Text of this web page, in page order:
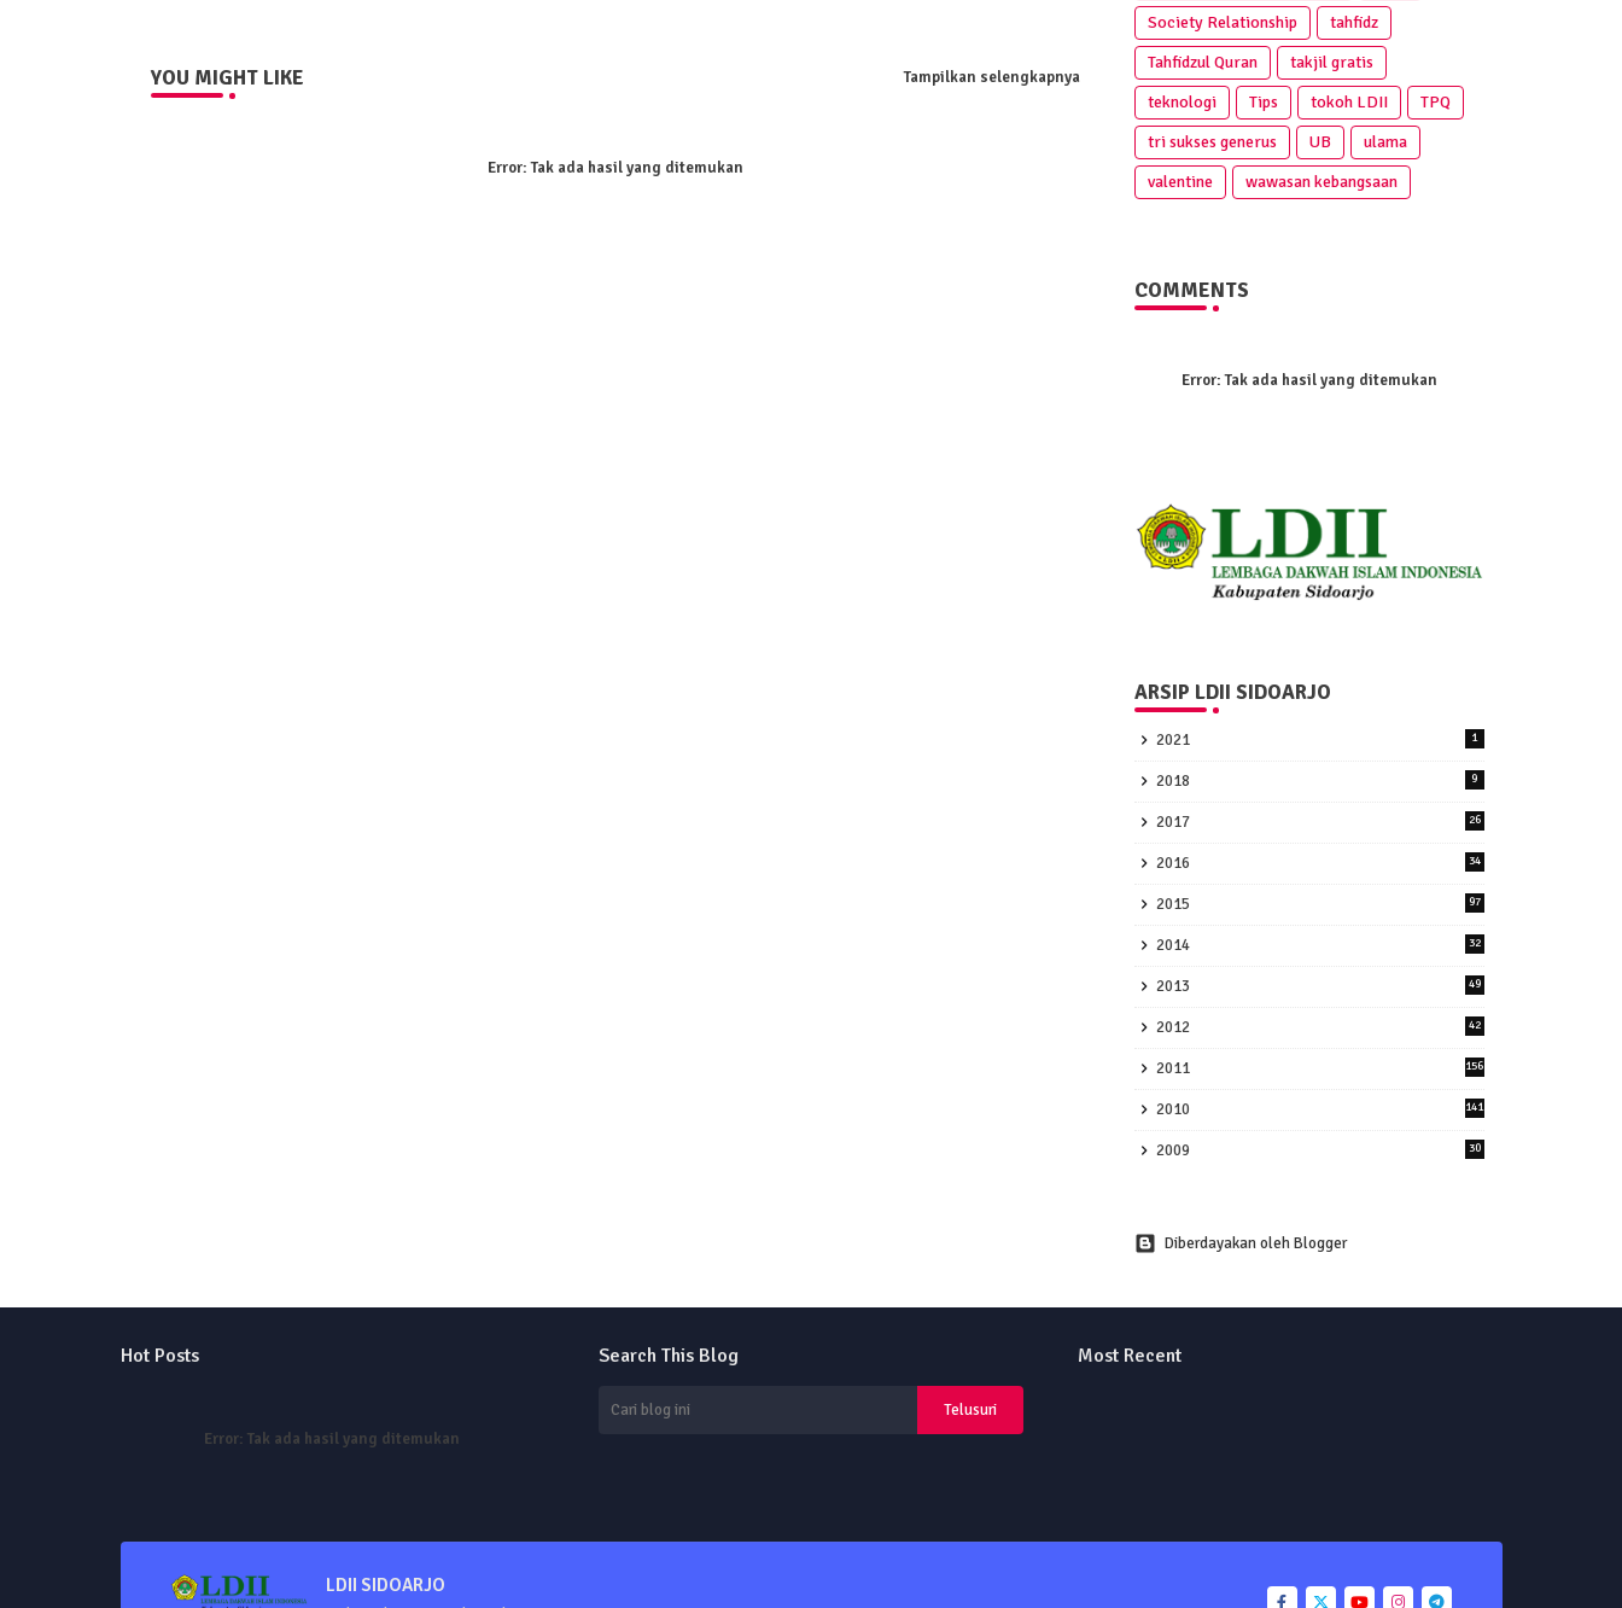
YOU MIGHT LIKE Tampilkan selengkapnya
Error:Tak ada hasil yang ditemukan
Society Relationship
tahfidz
Tahfidzul Quran
takjil gratis
teknologi
Tips tokoh LDII
TPQ
tri sukses generus
UB
ulama
valentine
wawasan kebangsaan
COMMENTS
Error:Tak ada hasil yang ditemukan
ARSIP LDII SIDOARJO
2021 1
2018 9
2017 26
2016 34
2015 97
2014 32
2013 49
2012 42
2011 156
2010 141
2009 30
Diberdayakan oleh Blogger
Hot Posts
Error: Tak ada hasil yang ditemukan
Search This Blog Most Recent
LDII SIDOARJO